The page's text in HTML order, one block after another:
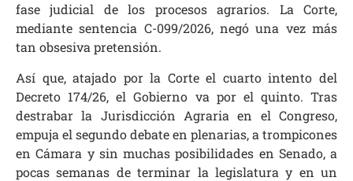
fase judicial de los procesos agrarios. La Corte,
mediante sentencia C-099/2026, negó una vez más
tan obsesiva pretensión.
Así que, atajado por la Corte el cuarto intento del
Decreto 174/26, el Gobierno va por el quinto. Tras
destrabar la Jurisdicción Agraria en el Congreso,
empuja el segundo debate en plenarias, a trompicones
en Cámara y sin muchas posibilidades en Senado, a
pocas semanas de terminar la legislatura y en un